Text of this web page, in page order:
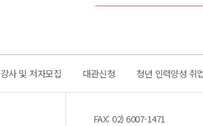
강사 및 저자모집 대관신청 청년 인력양성 취
FAX: 02) 6007-1471